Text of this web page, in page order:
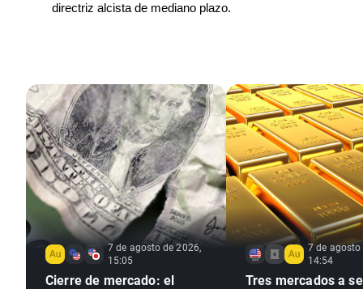
directriz alcista de mediano plazo.
7 de agosto de 2026,
15:05
Cierre de mercado: el
7 de agosto
14:54
Tres mercados a